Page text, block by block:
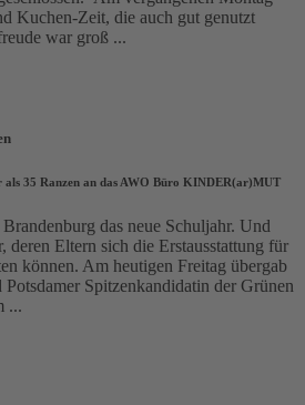
Kuchen-Zeit, die auch gut genutzt
war groß ...
als 35 Ranzen an das AWO Büro KINDER(ar)MUT
das neue Schuljahr. Und
deren Eltern sich die Erstausstattung für
können. Am heutigen Freitag übergab
Spitzenkandidatin der Grünen
...